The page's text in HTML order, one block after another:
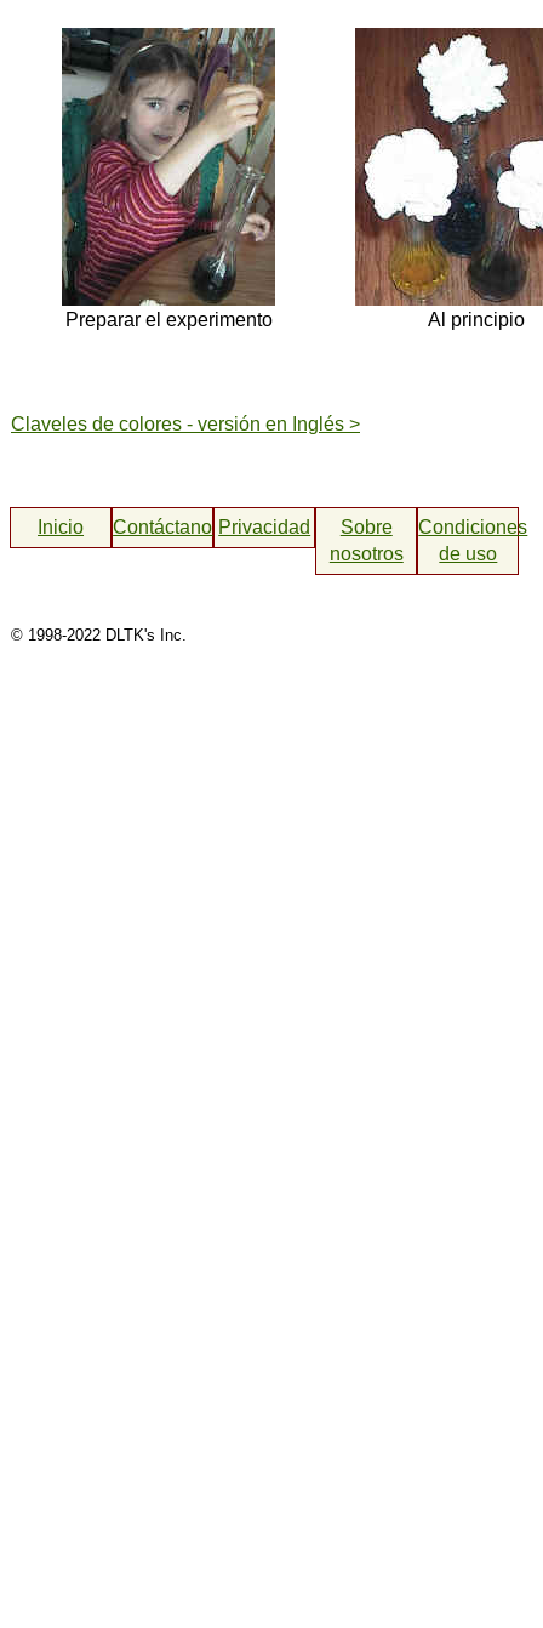
Preparar el experimento Al principio
Claveles de colores - versión en Inglés >
Inicio ContáctanosPrivacidad
Sobre
nosotros
Condiciones
de uso
© 1998-2022 DLTK's Inc.